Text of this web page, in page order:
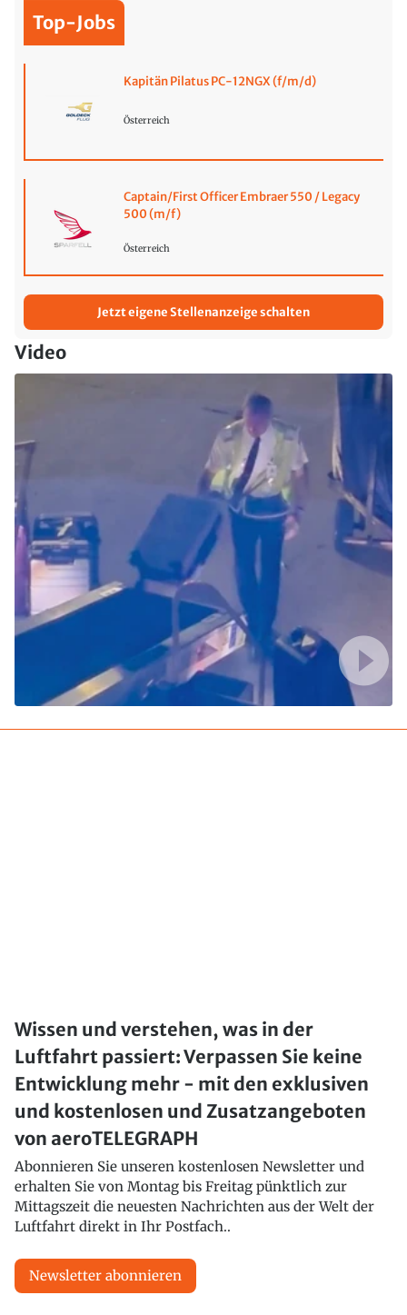
Top-Jobs
Kapitän Pilatus PC-12NGX (f/m/d)
Österreich
Captain/First Officer Embraer 550 / Legacy
500 (m/f)
Österreich
Jetzt eigene Stellenanzeige schalten
Video
Wissen und verstehen, was in der
Luftfahrt passiert: Verpassen Sie keine
Entwicklung mehr - mit den exklusiven
und kostenlosen und Zusatzangeboten
von aeroTELEGRAPH
Abonnieren Sie unseren kostenlosen Newsletter und
erhalten Sie von Montag bis Freitag pünktlich zur
Mittagszeit die neuesten Nachrichten aus der Welt der
Luftfahrt direkt in Ihr Postfach..
Newsletter abonnieren